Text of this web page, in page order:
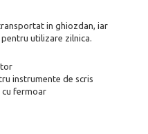
in ghiozdan, iar
utilizare zilnica.
instrumente de scris
cu fermoar